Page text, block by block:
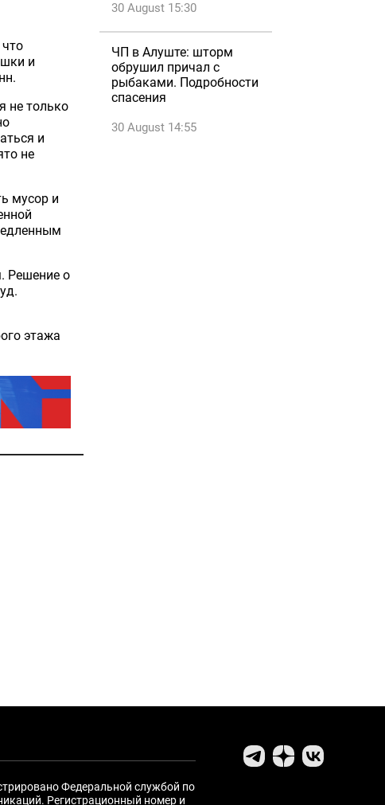
и
не только
и
не
мусор и
Решение о
этажа
30 August 15:30
ЧП в Алуште: шторм
обрушил причал с
рыбаками. Подробности
спасения
30 August 14:55
Федеральной службой по
Регистрационный номер и